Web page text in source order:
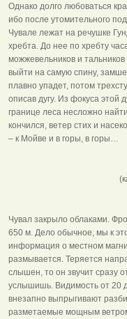
Однако долго любоваться
ибо после утомительного
Чувале лежат на речушке
хребта. До нее по хребту
можжевельников и
выйти на самую спину,
плавно упадет, потом
описав дугу. Из фокуса этой
границе леса несложно
кончился, ветер стих и
– к Мойве и в горы, в горы…
(камень
Чувал закрыло облаками.
650 м. Дело обычное, мы к
информация о местном
размывается. Теряется
слышен, то он звучит сразу
услышишь. Видимость от 20
внезапно выпрыгивают
разметаемые мощным